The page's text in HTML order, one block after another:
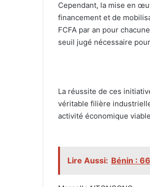
‎Cependant, la mise en
financement et de
FCFA par an pour
seuil jugé nécessaire
‎La réussite de ces
véritable filière
activité économique
Lire Aussi: Bénin :